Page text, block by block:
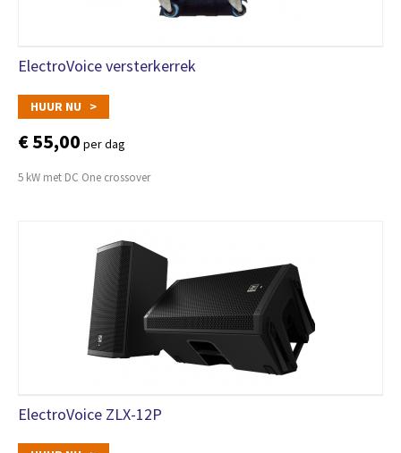
ElectroVoice versterkerrek
HUUR NU >
€ 55,00 per dag
5 kW met DC One crossover
ElectroVoice ZLX-12P